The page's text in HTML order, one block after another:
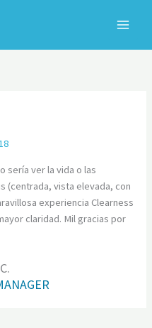
sería ver la vida o las
(centrada, vista elevada, con
experiencia Clearness
claridad. Mil gracias por